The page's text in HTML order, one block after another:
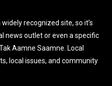
recognized site, so it’s
news outlet or even a specific
Aamne Saamne. Local
local issues, and community